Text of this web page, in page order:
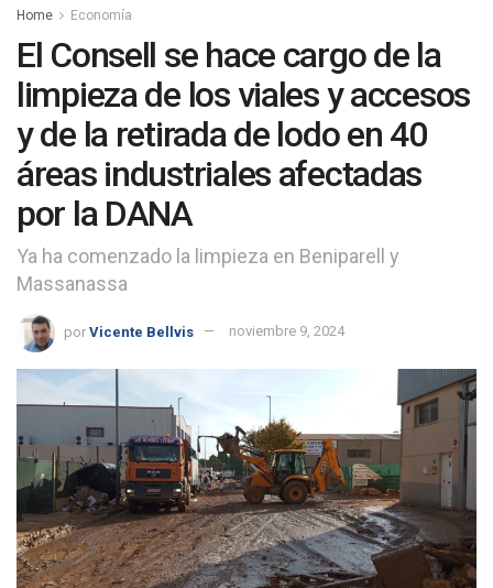
Home Economía
El Consell se hace cargo de la
limpieza de los viales y accesos
y de la retirada de lodo en 40
áreas industriales afectadas
por la DANA
Ya ha comenzado la limpieza en Beniparell y
Massanassa
por Vicente Bellvis noviembre 9, 2024